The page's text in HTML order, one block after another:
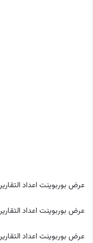
عرض بوربوينت اعداد التقارير
عرض بوربوينت اعداد التقارير
عرض بوربوينت اعداد التقارير